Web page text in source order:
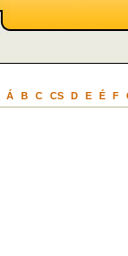
Á B C CS D E É F